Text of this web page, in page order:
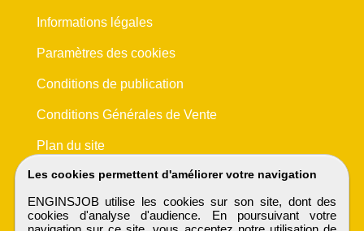
Les cookies permettent d'améliorer votre navigation
ENGINSJOB utilise les cookies sur son site, dont des
cookies d'analyse d'audience. En poursuivant votre
Informations légales
Paramètres des cookies
Conditions de publication
Conditions Générales de Vente
Plan du site